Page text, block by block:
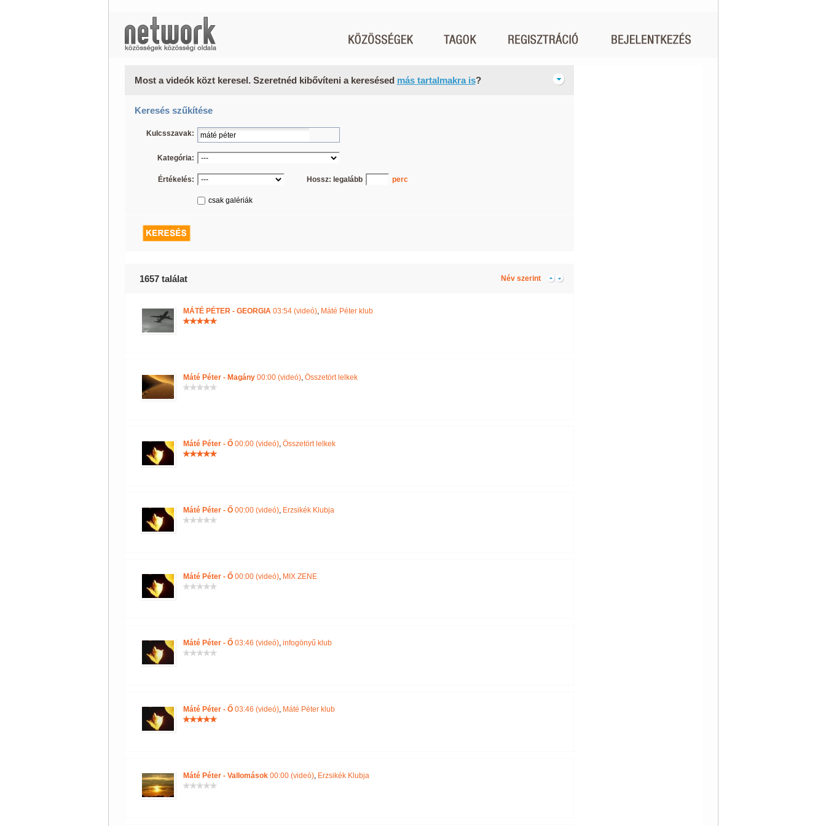
Most a videók közt keresel. Szeretnéd kibővíteni a keresésed más tartalmakra is?
Keresés szűkítése
Kulcsszavak:
Kategória:
Értékelés: Hossz: legalább perc
csak galériák
1657 találat Név szerint
MÁTÉ PÉTER - GEORGIA03:54 (videó), Máté Péter klub
Máté Péter - Magány00:00 (videó), Összetört lelkek
Máté Péter - Ő00:00 (videó), Összetört lelkek
Máté Péter - Ő00:00 (videó), Erzsikék Klubja
Máté Péter - Ő00:00 (videó), MIX ZENE
Máté Péter - Ő03:46 (videó), infogönyű klub
Máté Péter - Ő03:46 (videó), Máté Péter klub
Máté Péter - Vallomások00:00 (videó), Erzsikék Klubja